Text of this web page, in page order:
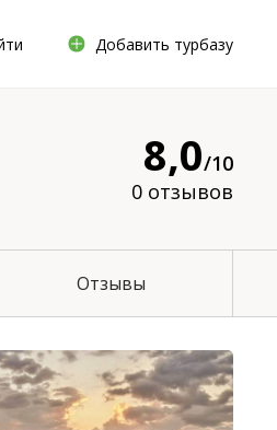
Добавить турбазу
8,0/10
0 отзывов
Отзывы